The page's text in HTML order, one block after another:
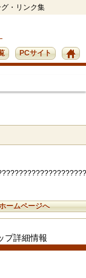
・リンク集
PCサイト
ームページへ
プ詳細情報